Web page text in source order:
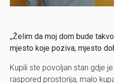
,,Želim da moj dom bude
mjesto koje poziva, mjesto
Kupili ste povoljan stan gdje
raspored prostorija, malo